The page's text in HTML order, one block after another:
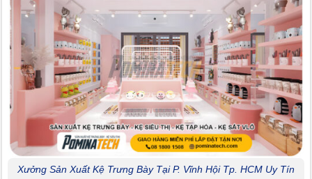
Xưởng Sản Xuất Kệ Trưng Bày Tại P. Vĩnh Hội Tp. HCM Uy Tín